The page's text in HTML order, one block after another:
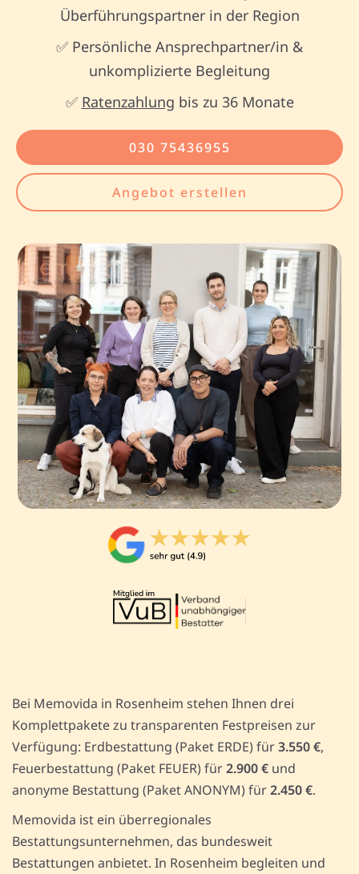
Überführungspartner in der Region
✅ Persönliche Ansprechpartner/in &
unkomplizierte Begleitung
✅ Ratenzahlung bis zu 36 Monate
030 75436955
Angebot erstellen
Bei Memovida in Rosenheim stehen Ihnen drei
Komplettpakete zu transparenten Festpreisen zur
Verfügung: Erdbestattung (Paket ERDE) für3.550 €,
Feuerbestattung (Paket FEUER) für2.900 € und
anonyme Bestattung (Paket ANONYM) für2.450 €.
Memovida ist ein überregionales
Bestattungsunternehmen, das bundesweit
Bestattungen anbietet. In Rosenheim begleiten und